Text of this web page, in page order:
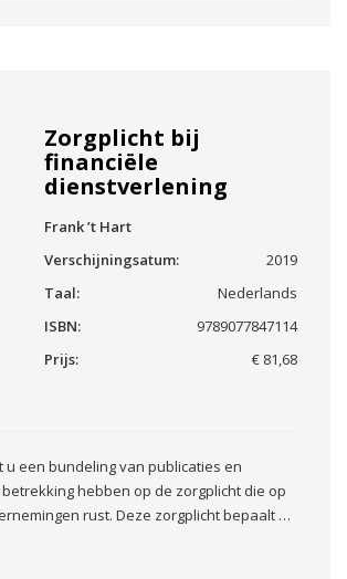
Zorgplicht bij
financiële
dienstverlening
Frank ’t Hart
Verschijningsatum:
2019
Taal:
Nederlands
ISBN:
9789077847114
Prijs:
€ 81,68
u een bundeling van publicaties en
hebben op de zorgplicht die op
rust. Deze zorgplicht bepaalt …